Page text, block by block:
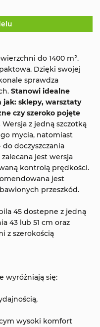
do 1400 m².
Dzięki swojej
sprawdza
Stanowi idealne
sklepy, warsztaty
czy szeroko pojęte
Wersja z jedną szczotką
mycia, natomiast
doczyszczania
jest wersja
kontrolą prędkości.
jest
przeszkód.
45 dostepne z jedną
43 lub 51 cm oraz
z szerokością
wyróżniają się:
wysoki komfort